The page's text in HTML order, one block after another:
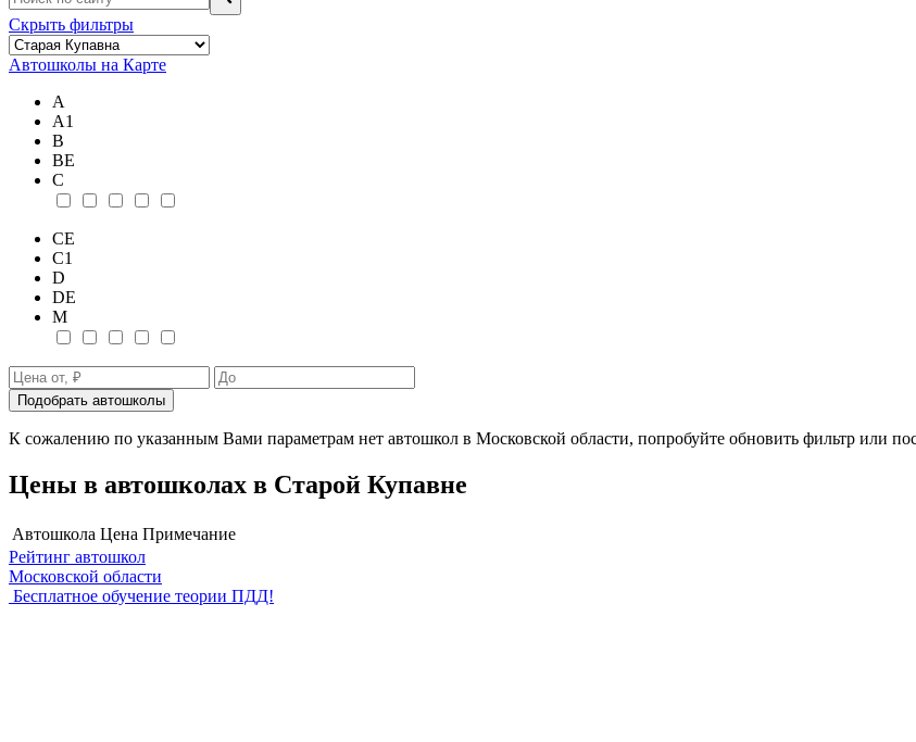
Скрыть фильтры
Автошколы на Карте
А
А1
В
ВE
С
СE
С1
D
DE
М
Подобрать автошколы
К сожалению по указанным Вами параметрам нет автошкол в Московской области, попробуйте обновить фильтр или
Цены в автошколах в Старой Купавне
Автошкола Цена Примечание
Рейтинг автошкол
Московской области
Бесплатное обучение теории ПДД!